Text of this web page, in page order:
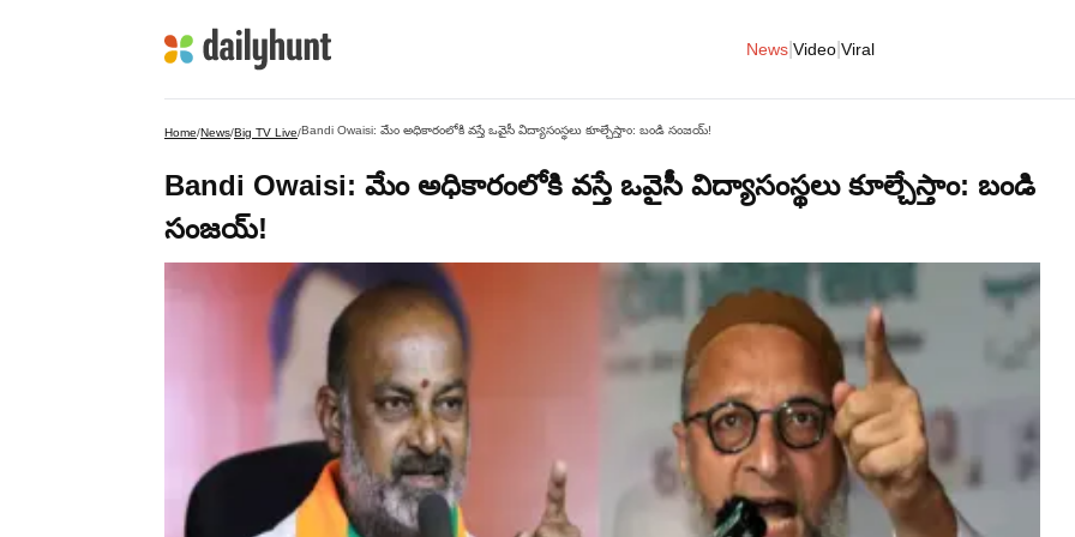
News Video Viral
Home/News/Big TV Live/Bandi Owaisi: మేం అధికారంలోకి వస్తే ఒవైసీ విద్యాసంస్థలు కూల్చేస్తాం: బండి సంజయ్!
Bandi Owaisi: మేం అధికారంలోకి వస్తే ఒవైసీ విద్యాసంస్థలు కూల్చేస్తాం: బండి
సంజయ్!